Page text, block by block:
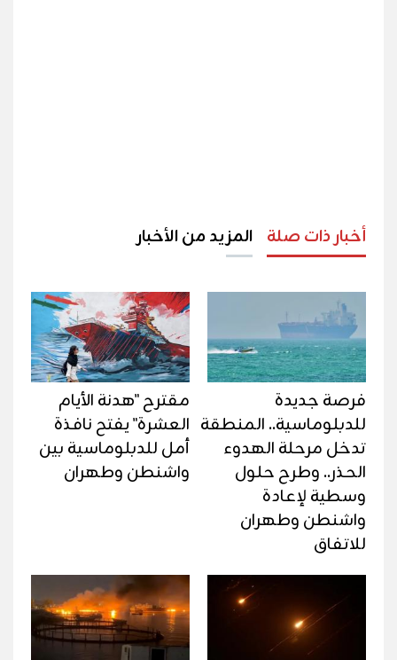
أخبار ذات صلة المزيد من الأخبار
فرصة جديدة
للدبلوماسية.. المنطقة
تدخل مرحلة الهدوء
الحذر.. وطرح حلول
وسطية لإعادة
واشنطن وطهران
للاتفاق
مقترح "هدنة الأيام
العشرة" يفتح نافذة
أمل للدبلوماسية بين
واشنطن وطهران